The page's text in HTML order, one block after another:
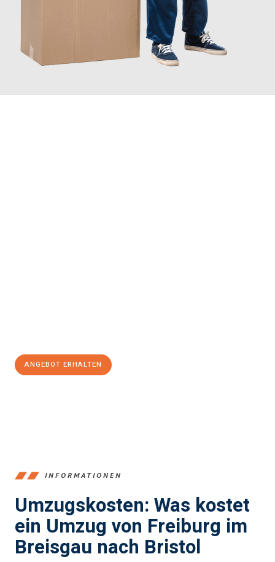
ANGEBOT ERHALTEN
INFORMATIONEN
Umzugskosten: Was kostet
ein Umzug von Freiburg im
Breisgau nach Bristol